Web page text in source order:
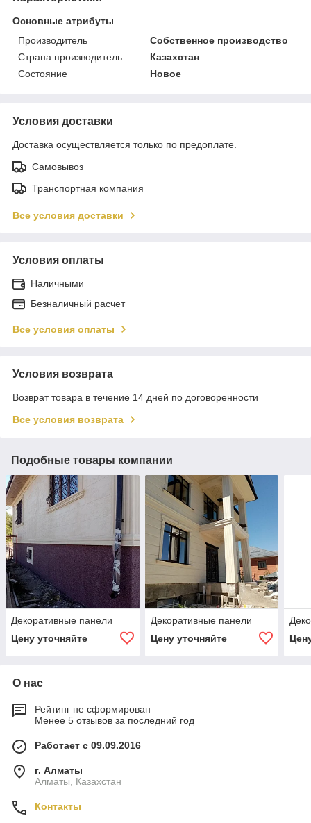
Основные атрибуты
Производитель
Собственное производство
Страна производитель
Казахстан
Состояние
Новое
Условия доставки
Доставка осуществляется только по предоплате.
Самовывоз
Транспортная компания
Все условия доставки
Условия оплаты
Наличными
Безналичный расчет
Все условия оплаты
Условия возврата
Возврат товара в течение 14 дней по договоренности
Все условия возврата
Подобные товары компании
Декоративные панели
Цену уточняйте
Декоративные панели
Цену уточняйте
О нас
Рейтинг не сформирован
Менее 5 отзывов за последний год
Работает с 09.09.2016
г. Алматы
Алматы, Казахстан
Контакты